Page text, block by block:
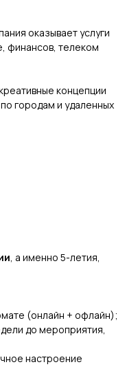
оказывает услуги
финансов, телеком
концепции
городам и удаленных
, а именно 5-летия,
(онлайн + офлайн);
до мероприятия,
настроение